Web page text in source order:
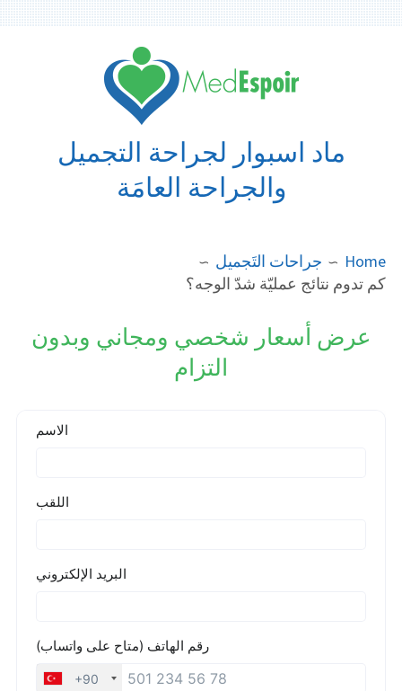
ماد اسبوار لجراحة التجميل
والجراحة العامَة
Home
جراحات التَجميل
كم تدوم نتائج عمليّة شدّ الوجه؟
عرض أسعار شخصي ومجاني وبدون
التزام